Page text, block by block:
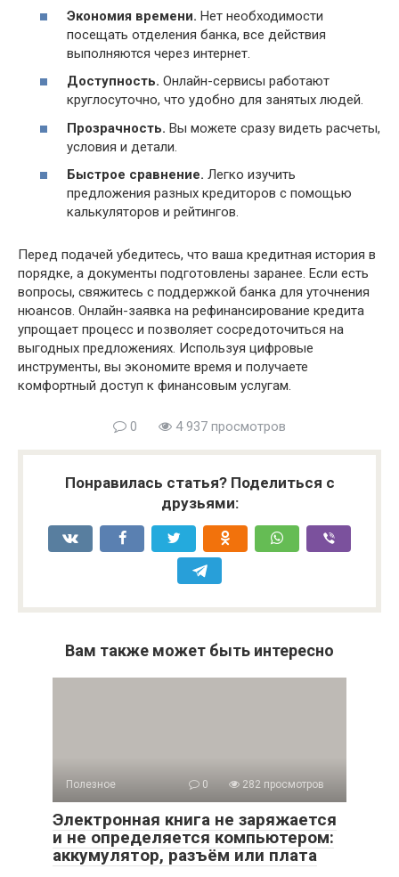
Экономия времени. Нет необходимости
посещать отделения банка, все действия
выполняются через интернет.
Доступность. Онлайн-сервисы работают
круглосуточно, что удобно для занятых людей.
Прозрачность. Вы можете сразу видеть расчеты,
условия и детали.
Быстрое сравнение. Легко изучить
предложения разных кредиторов с помощью
калькуляторов и рейтингов.
Перед подачей убедитесь, что ваша кредитная история в
порядке, а документы подготовлены заранее. Если есть
вопросы, свяжитесь с поддержкой банка для уточнения
нюансов. Онлайн-заявка на рефинансирование кредита
упрощает процесс и позволяет сосредоточиться на
выгодных предложениях. Используя цифровые
инструменты, вы экономите время и получаете
комфортный доступ к финансовым услугам.
0 4 937 просмотров
Понравилась статья? Поделиться с
друзьями:
Вам также может быть интересно
Полезное 0 282 просмотров
Электронная книга не заряжается
и не определяется компьютером:
аккумулятор, разъём или плата